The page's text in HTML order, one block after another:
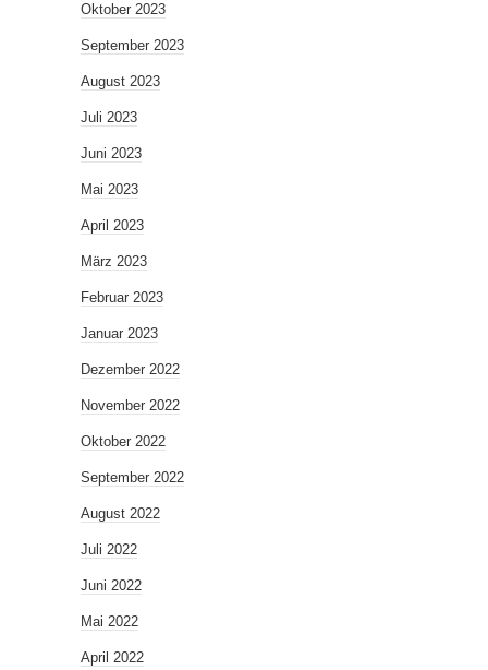
Oktober 2023
September 2023
August 2023
Juli 2023
Juni 2023
Mai 2023
April 2023
März 2023
Februar 2023
Januar 2023
Dezember 2022
November 2022
Oktober 2022
September 2022
August 2022
Juli 2022
Juni 2022
Mai 2022
April 2022